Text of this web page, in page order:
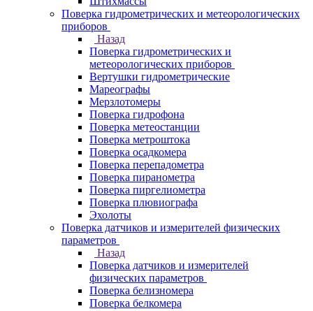
Поверка гидрометрических и метеорологических
приборов
Назад
Поверка гидрометрических и
метеорологических приборов
Вертушки гидрометрические
Мареографы
Мерзлотомеры
Поверка гидрофона
Поверка метеостанции
Поверка метроштока
Поверка осадкомера
Поверка перепадометра
Поверка пиранометра
Поверка пиргелиометра
Поверка плювиографа
Эхолоты
Поверка датчиков и измерителей физических
параметров
Назад
Поверка датчиков и измерителей
физических параметров
Поверка белизномера
Поверка белкомера